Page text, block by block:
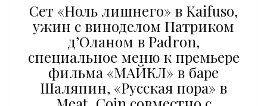
Сет «Ноль лишнего» в Kaifuso,
ужин с виноделом Патриком
д’Оланом в Padron,
специальное меню к премьере
фильма «МАЙКЛ» в баре
Шаляпин, «Русская пора» в